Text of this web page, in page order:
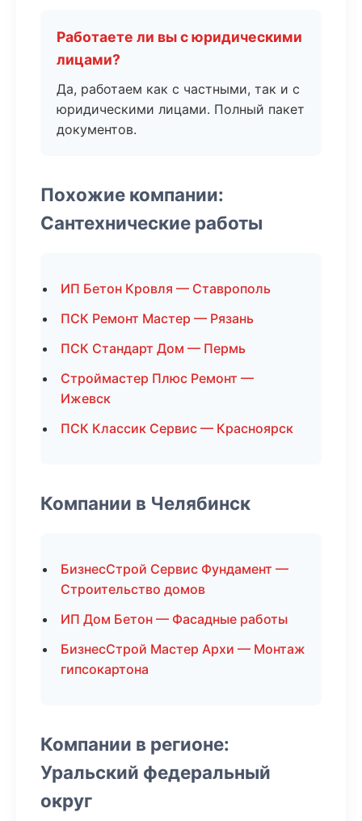
Работаете ли вы с юридическими
лицами?
Да, работаем как с частными, так и с
юридическими лицами. Полный пакет
документов.
Похожие компании:
Сантехнические работы
ИП Бетон Кровля — Ставрополь
ПСК Ремонт Мастер — Рязань
ПСК Стандарт Дом — Пермь
Строймастер Плюс Ремонт —
Ижевск
ПСК Классик Сервис — Красноярск
Компании в Челябинск
БизнесСтрой Сервис Фундамент —
Строительство домов
ИП Дом Бетон — Фасадные работы
БизнесСтрой Мастер Архи — Монтаж
гипсокартона
Компании в регионе:
Уральский федеральный
округ